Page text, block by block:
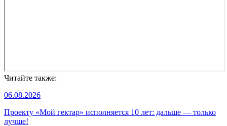
Читайте также:
06.08.2026
Проекту «Мой гектар» исполняется 10 лет: дальше — только
лучше!